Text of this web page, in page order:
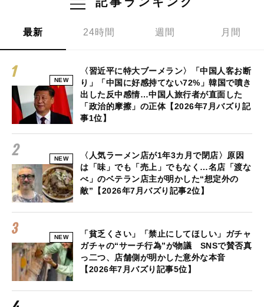
最新 24時間 週間 月間
NEW
〈習近平に特大ブーメラン〉「中国人客お断
り」「中国に好感持てない72%」韓国で噴き
出した反中感情…中国人旅行者が直面した
「政治的摩擦」の正体【2026年7月バズり記
事1位】
NEW
〈人気ラーメン店が1年3カ月で閉店〉原因
は「味」でも「売上」でもなく…名店「渡な
べ」のベテラン店主が明かした“想定外の
敵”【2026年7月バズり記事2位】
NEW
「貧乏くさい」「禁止にしてほしい」ガチャ
ガチャの“サーチ行為”が物議 SNSで賛否真
っ二つ、店舗側が明かした意外な本音
【2026年7月バズり記事5位】